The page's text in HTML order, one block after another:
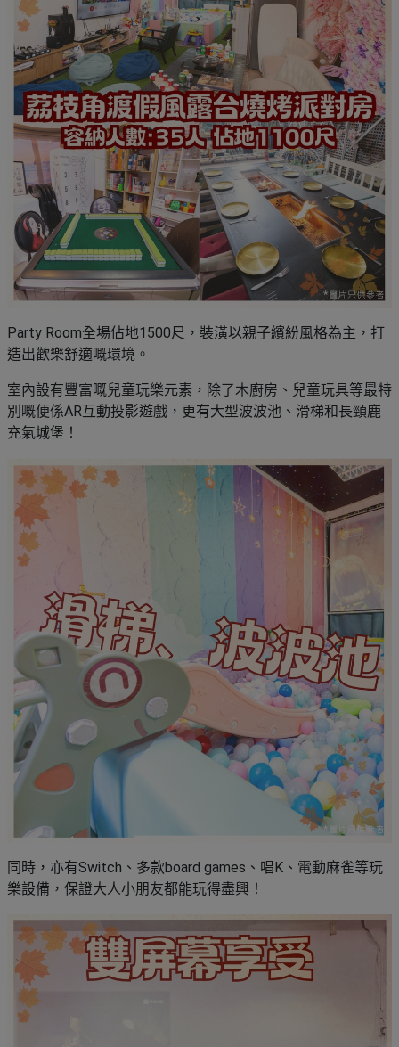
Party Room全場佔地1500尺，裝潢以親子繽紛風格為主，打
造出歡樂舒適嘅環境。
室內設有豐富嘅兒童玩樂元素，除了木廚房、兒童玩具等最特
別嘅便係AR互動投影遊戲，更有大型波波池、滑梯和長頸鹿
充氣城堡！
同時，亦有Switch、多款board games、唱K、電動麻雀等玩
樂設備，保證大人小朋友都能玩得盡興！